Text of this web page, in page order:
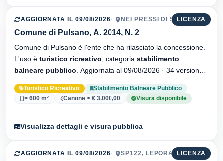
LICENZA
AGGIORNATA IL 09/08/2026 NEI PRESSI DI SUD
Comune di Pulsano, A. 2014, N. 2
Comune di Pulsano è l'ente che ha rilasciato la concessione.
L'uso è turistico ricreativo , categoria stabilimento
balneare pubblico
Turistico Ricreativo
Stabilimento Balneare Pubblico
> 600 m²
Canone > € 3.000,00 Visura disponibile
Visualizza dettagli e visura pubblica
LICENZA
AGGIORNATA IL 09/08/2026 SP122, LEPORANO, 74026